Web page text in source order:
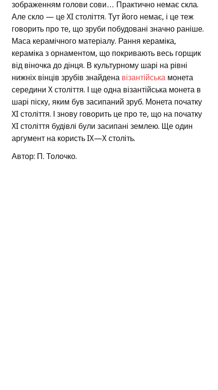
зображенням голови сови… Практично немає скла.
Але скло — це XI століття. Тут його немає, і це теж
говорить про те, що зруби побудовані значно раніше.
Маса керамічного матеріалу. Рання кераміка,
кераміка з орнаментом, що покривають весь горщик
від віночка до дінця. В культурному шарі на рівні
нижніх вінців зрубів знайдена візантійська монета
середини X століття. І ще одна візантійська монета в
шарі піску, яким був засипаний зруб. Монета початку
XI століття. І знову говорить це про те, що на початку
XI століття будівлі були засипані землею. Ще один
аргумент на користь IX—X століть.
Автор: П. Толочко.